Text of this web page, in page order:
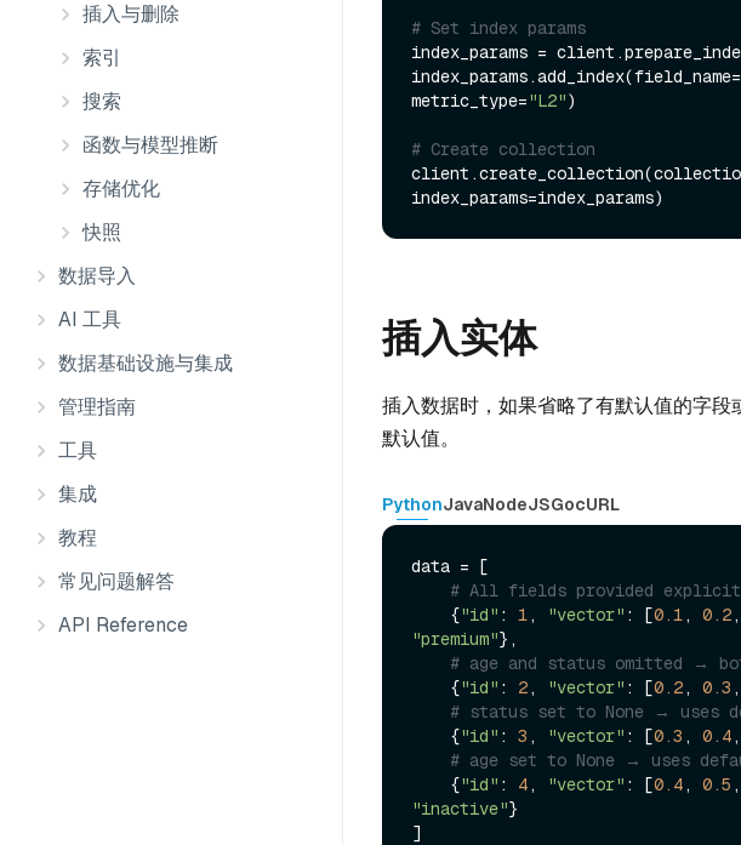
插入与删除
索引
搜索
函数与模型推断
存储优化
快照
数据导入
AI 工具
数据基础设施与集成
管理指南
工具
集成
教程
常见问题解答
API Reference
# Set index params
index_params =
index_params.add_index(field_name=
metric_type="L2")
# Create collection
插入实体
插入数据时，如果省略了有默认值的字
默认值。
PythonJavaNodeJSGocURL
data = [
# All fields provided
    {
"id" : 1, "vector" : [0.1, 0.2,
"premium"},
# age and status omitted →
    {
"id" : 2, "vector" : [0.2, 0.3 ,
# status set to None → uses
    {
"id" : 3 , "vector" : [0.3 , 0.4,
# age set to None → uses
    {
"id" : 4, "vector" : [0.4, 0.5 ,
"inactive"}
]